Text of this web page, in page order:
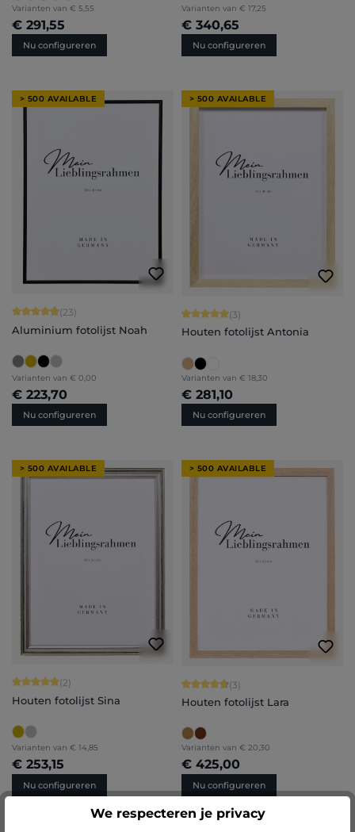
Varianten van € 5,55
€ 291,55
Nu configureren
Varianten van € 17,25
€ 340,65
Nu configureren
> 500 AVAILABLE
Gemiddelde waardering van 4.91 van 5 sterren
(23)
Aluminium fotolijst Noah
Varianten van € 0,00
€ 223,70
Nu configureren
> 500 AVAILABLE
Gemiddelde waardering van 5 van 5
(3)
Houten fotolijst Antonia
Varianten van € 18,30
€ 281,10
Nu configureren
> 500 AVAILABLE
Gemiddelde waardering van 5 van 5 sterren
(2)
Houten fotolijst Sina
Varianten van € 14,85
€ 253,15
Nu configureren
> 500 AVAILABLE
Gemiddelde waardering van 4.67
(3)
Houten fotolijst Lara
Varianten van € 20,30
€ 425,00
Nu configureren
We respecteren je privacy